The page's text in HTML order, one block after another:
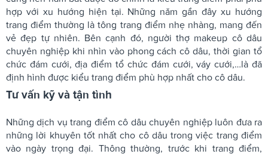
hợp với xu hướng hiện tại. Những năm gần đây xu hướng
trang điểm thường là tông trang điểm nhẹ nhàng, mang đến
vẻ đẹp tự nhiên. Bên cạnh đó, người thợ makeup cô dâu
chuyên nghiệp khi nhìn vào phong cách cô dâu, thời gian tổ
chức đám cưới, địa điểm tổ chức đám cưới, váy cưới,…là đã
định hình được kiểu trang điểm phù hợp nhất cho cô dâu.
Tư vấn kỹ và tận tình
Những dịch vụ trang điểm cô dâu chuyên nghiệp luôn đưa ra
những lời khuyên tốt nhất cho cô dâu trong việc trang điểm
vào ngày trọng đại. Thông thường, trước khi trang điểm,